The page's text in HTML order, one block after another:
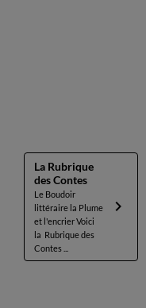
La Rubrique
des Contes
Le Boudoir
littéraire la Plume
et l'encrier Voici
la Rubrique des
Contes ...